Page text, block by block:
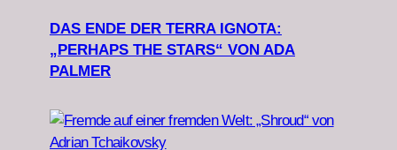
DAS ENDE DER TERRA IGNOTA:
„PERHAPS THE STARS“ VON ADA
PALMER